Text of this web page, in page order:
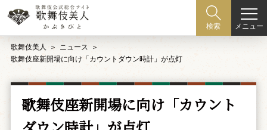
検索 メニュー
歌舞伎美人
ニュース
歌舞伎座新開場に向け「カウントダウン時計」が点灯
歌舞伎座新開場に向け「カウント